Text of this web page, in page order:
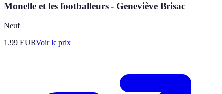
Monelle et les footballeurs - Geneviève Brisac
Neuf
1.99 EURVoir le prix